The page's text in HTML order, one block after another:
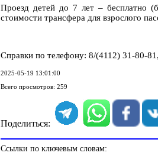
Проезд детей до 7 лет – бесплатно
стоимости трансфера для взрослого
Справки по телефону: 8/(4112) 31-80-
2025-05-19 13:01:00
Всего просмотров: 259
Поделиться:
Ссылки по ключевым словам: